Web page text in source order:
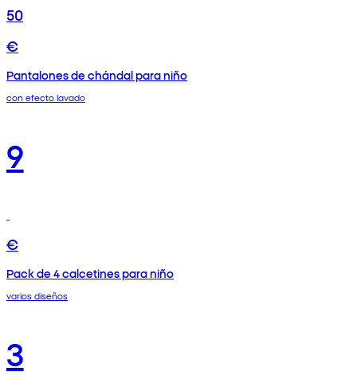
50
€
Pantalones de chándal para niño
con efecto lavado
9
€
Pack de 4 calcetines para niño
varios diseños
3